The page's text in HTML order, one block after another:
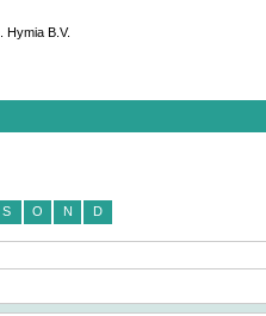
Hymia B.V.
S O N D